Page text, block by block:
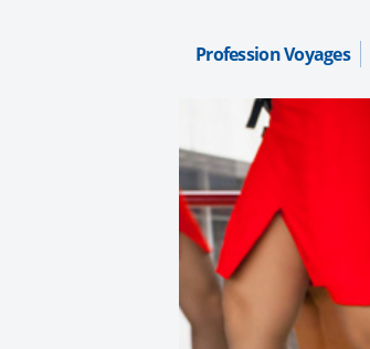
Profession Voyages